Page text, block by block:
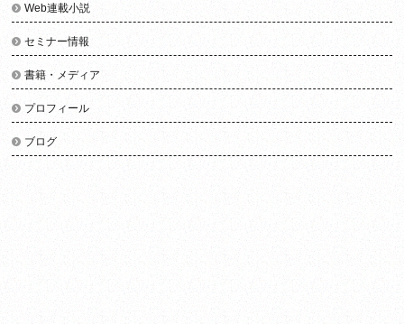
Web連載小説
セミナー情報
書籍・メディア
プロフィール
ブログ